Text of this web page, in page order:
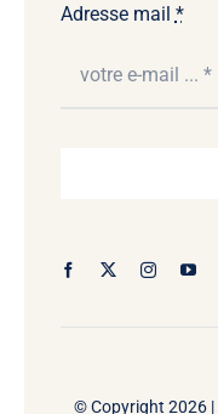
Adresse mail *
© Copyright 2026 |